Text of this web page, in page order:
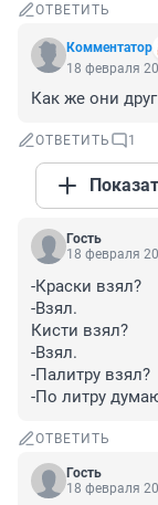
ОТВЕТИТЬ
Комментатор
18 февраля
Как же они
ОТВЕТИТЬ 1
Гость
18 февраля
-Краски взял?
-Взял.
Кисти взял?
-Взял.
-Палитру взял?
-По литру
ОТВЕТИТЬ
Гость
18 февраля